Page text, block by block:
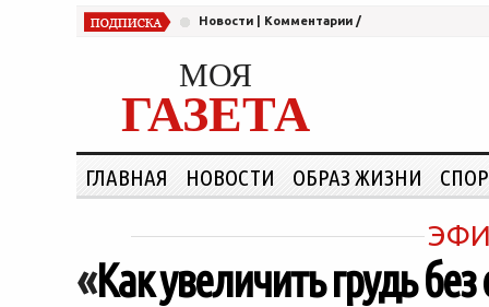
Новости Комментарии /
МОЯ
ГАЗЕТА
ГЛАВНАЯ НОВОСТИ ОБРАЗ ЖИЗНИ
«Как увеличить грудь